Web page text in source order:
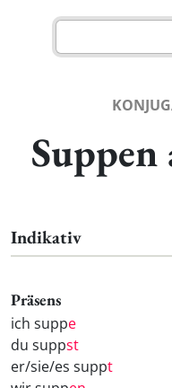
Indikativ
Präsens
ich suppe
du suppst
er/sie/es suppt